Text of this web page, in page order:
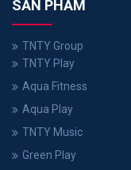
SẢN PHẨM
TNTY Group
TNTY Play
Aqua Fitness
Aqua Play
TNTY Music
Green Play